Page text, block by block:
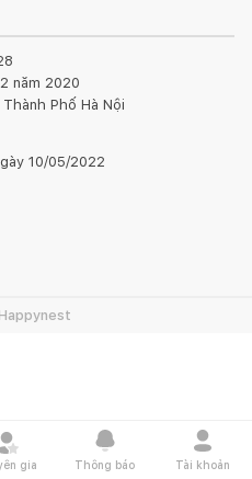
gia Thông báo Tài khoản
năm 2020
Phố Hà Nội
10/05/2022